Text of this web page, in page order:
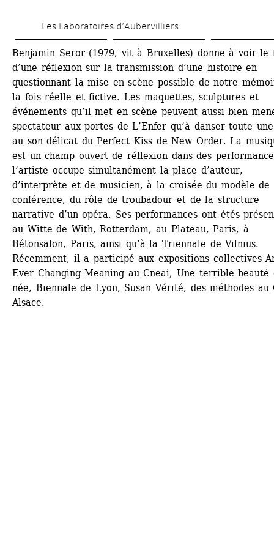
to
main
content
Les Laboratoires d’Aubervilliers
Benjamin Seror (1979, vit à Bruxelles) donne à voir le
d’une réflexion sur la transmission d’une histoire en
questionnant la mise en scène possible de notre
la fois réelle et fictive. Les maquettes, sculptures et
événements qu’il met en scène peuvent aussi bien
spectateur aux portes de L’Enfer qu’à danser toute
au son délicat du Perfect Kiss de New Order. La
est un champ ouvert de réflexion dans des
l’artiste occupe simultanément la place d’auteur,
d’interprète et de musicien, à la croisée du modèle de
conférence, du rôle de troubadour et de la structure
narrative d’un opéra. Ses performances ont étés
au Witte de With, Rotterdam, au Plateau, Paris, à
Bétonsalon, Paris, ainsi qu’à la Triennale de Vilnius.
Récemment, il a participé aux expositions collectives
Ever Changing Meaning au Cneai, Une terrible beauté
née, Biennale de Lyon, Susan Vérité, des méthodes au
Alsace.